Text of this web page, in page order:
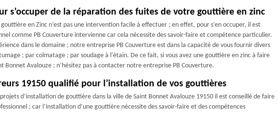
s’occuper de la réparation des fuites de votre gouttière en zinc
en Zinc n’est pas une intervention facile à effectuer ; en effet, pour s’en occuper, il est
comme PB Couverture intervienne car cela nécessite des savoir-faire et compétence particulier.
dans le domaine ; notre entreprise PB Couverture est dans la capacité de vous fournir divers
; par colmatage ; par soudage à l'étain. De ce fait, si vous avez une gouttière en zinc à faire
Bonnet Avalouze ; n’hésitez pas à contacter notre entreprise PB Couverture.
19150 qualifié pour l’installation de vos gouttières
projets d’installation de gouttière dans la ville de Saint Bonnet Avalouze 19150 il est conseillé de faire
; car l’installation d’une gouttière nécessite des savoir-faire et des compétences